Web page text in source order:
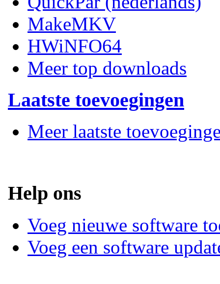
MakeMKV
HWiNFO64
Meer top downloads
Laatste toevoegingen
Meer laatste
Help ons
Voeg nieuwe software
Voeg een software